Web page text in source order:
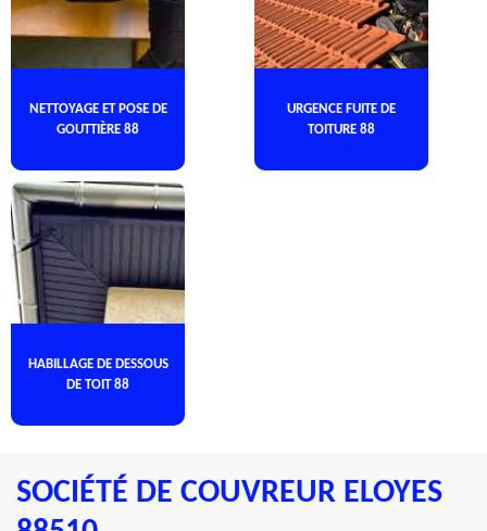
NETTOYAGE ET POSE DE
GOUTTIÈRE 88
URGENCE FUITE DE
TOITURE 88
HABILLAGE DE DESSOUS
DE TOIT 88
SOCIÉTÉ DE COUVREUR ELOYES